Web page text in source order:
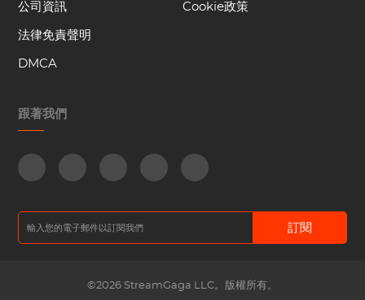
公司資訊
法律免責聲明
DMCA
Cookie政策
跟著我們
訂閱
©2026 StreamGaga LLC。版權所有。